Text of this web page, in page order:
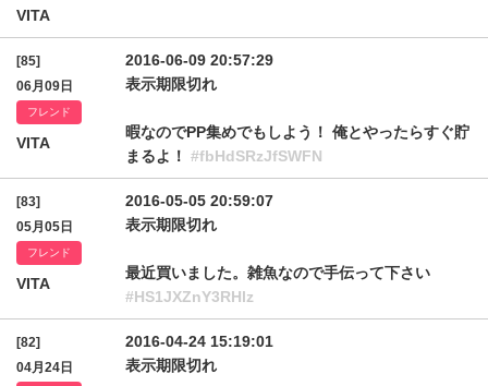
VITA
[85]
06月09日
フレンド
VITA
2016-06-09 20:57:29
表示期限切れ
暇なのでPP集めでもしよう！ 俺とやったらすぐ貯
まるよ！ #fbHdSRzJfSWFN
[83]
05月05日
フレンド
VITA
2016-05-05 20:59:07
表示期限切れ
最近買いました。雑魚なので手伝って下さい
#HS1JXZnY3RHlz
[82]
04月24日
2016-04-24 15:19:01
表示期限切れ